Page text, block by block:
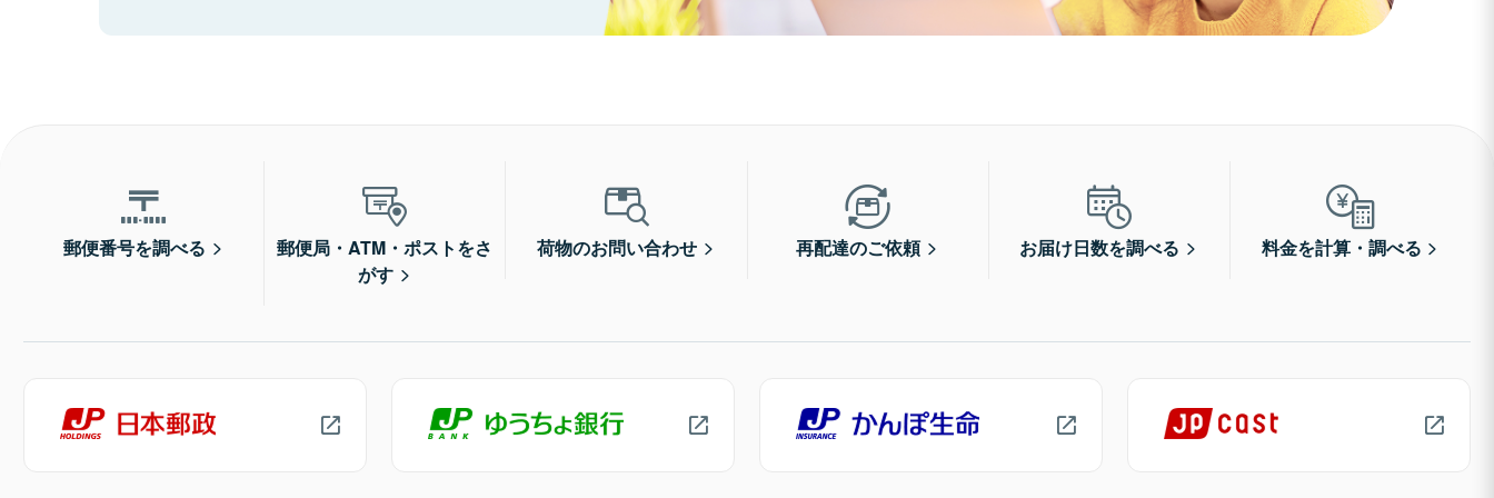
郵便番号を調べる
郵便局・ATM・ポストをさ
がす
荷物のお問い合わせ 再配達のご依頼 お届け日数を調べる 料金を計算・調べる